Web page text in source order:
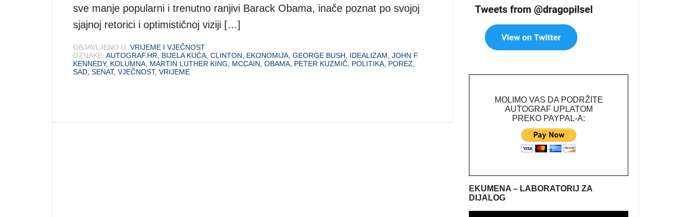
sve manje popularni i trenutno ranjivi Barack Obama, inače poznat po svojoj
sjajnoj retorici i optimističnoj viziji […]
OBJAVLJENO U: VRIJEME I VJEČNOST
OZNAKE: AUTOGRAF.HR BIJELA KUĆA CLINTON EKONOMIJA GEORGE BUSH IDEALIZAM JOHN F.
KENNEDY, KOLUMNA MARTIN LUTHER KING MCCAIN OBAMA PETER KUZMIČ POLITIKA POREZ
SAD SENAT, VJEČNOST, VRIJEME
MOLIMO VAS DA PODRŽITE
AUTOGRAF UPLATOM
PREKO PAYPAL-A:
EKUMENA – LABORATORIJ ZA
DIJALOG